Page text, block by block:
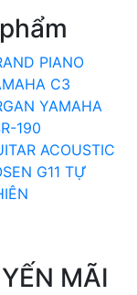
PIANO
C3
YAMAHA
190
ACOUSTIC
G11 TỰ
MÃI